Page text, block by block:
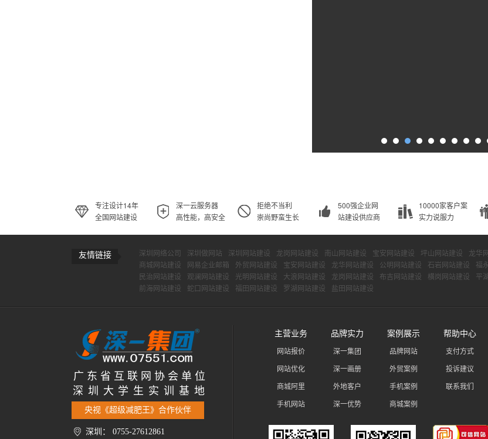
专注设计14年
全国网站建设
深一云服务器
高性能，高安全
拒绝不当利
崇尚野蛮生长
500强企业网
站建设供应商
10000家客户案
实力说服力
友情链接 深圳网络公司 深圳做网站 深圳网站建设 龙岗网站建设 南山网站建设 宝安网站建设 坪山网站建设 龙华
商城网站建设
网易企业邮箱 外贸网站建设 宝安网站建设 龙华网站建设 公明网站建设 石岩网站建设 福
民治网站建设
观澜网站建设 光明网站建设 大浪网站建设 龙岗网站建设 布吉网站建设 横岗网站建设 平
前海网站建设
蛇口网站建设 福田网站建设 罗湖网站建设 盐田网站建设
广 东 省 互 联 网 协 会 单 位
深 圳 大 学 生 实 训 基 地
央视《超级减肥王》合作伙伴
深圳： 0755-27612861
主营业务
网站报价
网站优化
商城阿里
手机网站
品牌实力
深一集团
深一画册
外地客户
深一优势
案例展示
品牌网站
外贸案例
手机案例
商城案例
帮助中心
支付方式
投诉建议
联系我们